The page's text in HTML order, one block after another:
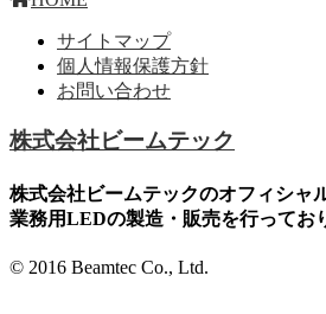
サイトマップ
個人情報保護方針
お問い合わせ
株式会社ビームテック
株式会社ビームテックのオフィシャ
業務用LEDの製造・販売を行ってお
© 2016 Beamtec Co., Ltd.